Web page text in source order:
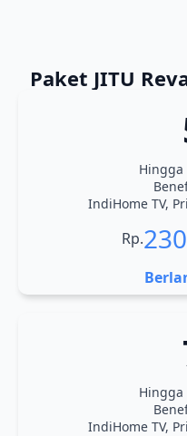
Paket JITU
IndiHome TV,
Rp.
IndiHome TV,